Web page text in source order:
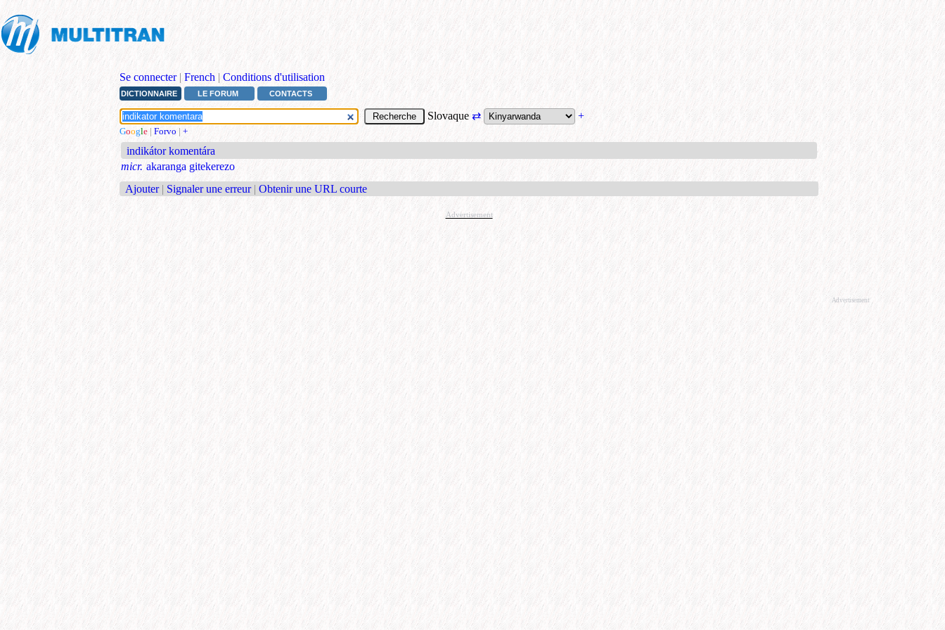
Se connecter | French | Conditions d'utilisation
DICTIONNAIRE LE FORUM CONTACTS
Slovaque⇄ +
Google | Forvo | +
indikátor komentára
micr. akaranga gitekerezo
Ajouter | Signaler une erreur | Obtenir une URL courte
Advertisement
Advertisement